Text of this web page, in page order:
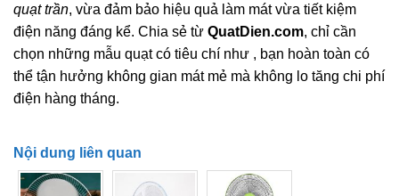
quạt trần, vừa đảm bảo hiệu quả làm mát vừa tiết kiệm
điện năng đáng kể. Chia sẻ từ QuatDien.com, chỉ cần
chọn những mẫu quạt có tiêu chí như , bạn hoàn toàn có
thể tận hưởng không gian mát mẻ mà không lo tăng chi phí
điện hàng tháng.
Nội dung liên quan